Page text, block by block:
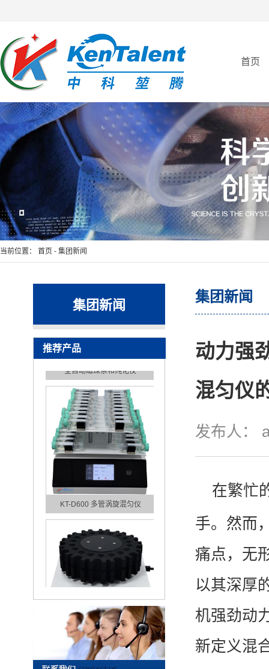
首页
当前位置： 首页 - 集团新闻
集团新闻
推荐产品
全自动亲和纯化仪
全自动免疫亲和制备平台
全自动磁珠亲和纯化仪
KT-D600 多管涡旋混匀仪
KT-D500 多管涡旋混匀仪
集团新闻
动力强
混匀仪
发布人：
在繁忙
手。然而
痛点，无
以其深厚
机强劲动
新定义混